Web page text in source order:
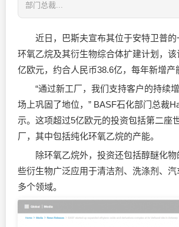
部门总裁...
近日，巴斯夫宣布其位于安特卫普的
环氧乙烷及其衍生物综合体扩建计划，
亿欧元，约合人民币38.6亿，每年新增产
“通过新工厂，我们支持客户的持续
场上巩固了地位，” BASF石化部门总裁
示。这项超过5亿欧元的投资包括第二座
厂，其中包括纯化环氧乙烷的产能。
除环氧乙烷外，投资还包括醇醚化物
些衍生物广泛应用于清洁剂、洗涤剂、
多个领域。